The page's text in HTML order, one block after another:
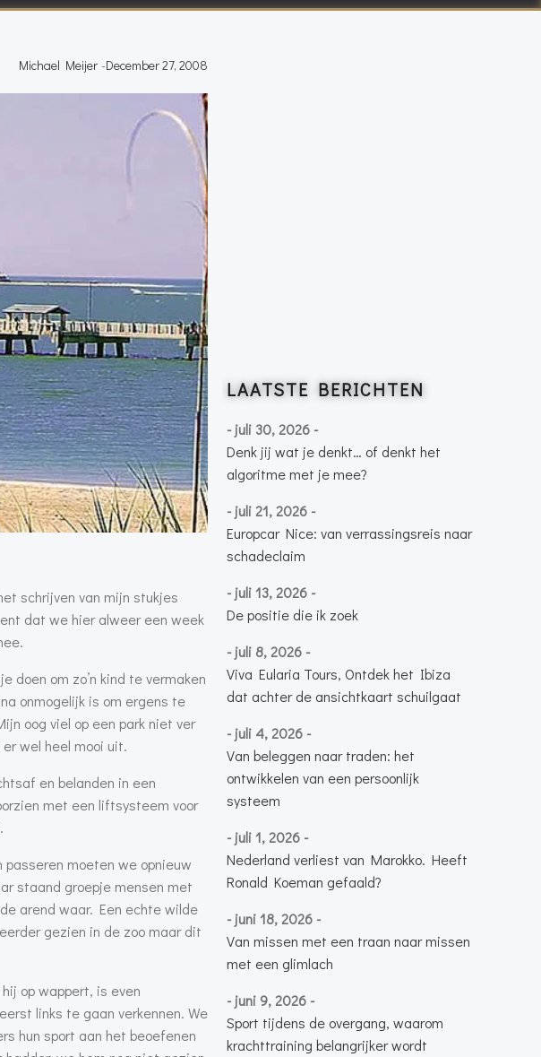
Michael Meijer -December 27, 2008
schrijven van mijn stukjes
dat we hier alweer een week
om zo’n kind te vermaken
onmogelijk is om ergens te
oog viel op een park niet ver
wel heel mooi uit.
en belanden in een
met een liftsysteem voor
passeren moeten we opnieuw
staand groepje mensen met
arend waar. Een echte wilde
gezien in de zoo maar dit
op wappert, is even
links te gaan verkennen. We
hun sport aan het beoefenen
LAATSTE BERICHTEN
- juli 30, 2026 -
Denk jij wat je denkt… of denkt het
algoritme met je mee?
- juli 21, 2026 -
Europcar Nice: van verrassingsreis naar
schadeclaim
- juli 13, 2026 -
De positie die ik zoek
- juli 8, 2026 -
Viva Eularia Tours, Ontdek het Ibiza
dat achter de ansichtkaart schuilgaat
- juli 4, 2026 -
Van beleggen naar traden: het
ontwikkelen van een persoonlijk
systeem
- juli 1, 2026 -
Nederland verliest van Marokko. Heeft
Ronald Koeman gefaald?
- juni 18, 2026 -
Van missen met een traan naar missen
met een glimlach
- juni 9, 2026 -
Sport tijdens de overgang, waarom
krachttraining belangrijker wordt